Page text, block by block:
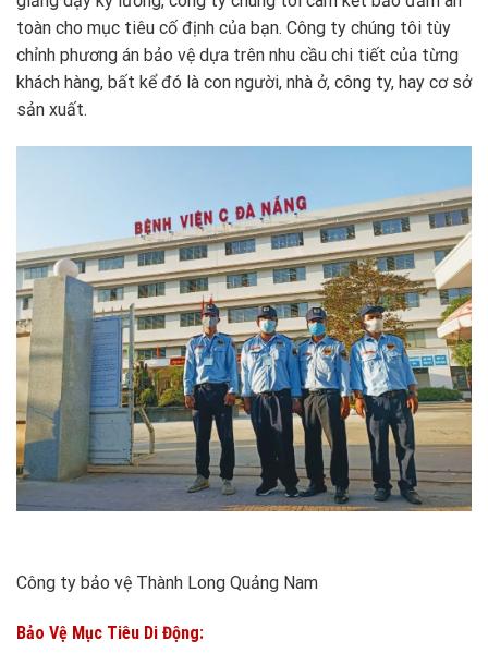
toàn cho mục tiêu cố định của bạn. Công ty chúng tôi tùy
chỉnh phương án bảo vệ dựa trên nhu cầu chi tiết của từng
khách hàng, bất kể đó là con người, nhà ở, công ty, hay cơ sở
sản xuất.
Công ty bảo vệ Thành Long Quảng Nam
Bảo Vệ Mục Tiêu Di Động: